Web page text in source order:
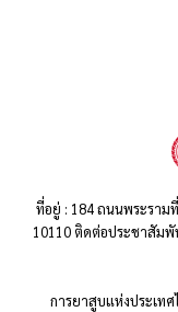
ที่อยู่ : 184 ถนนพระราม
10110 ติดต่อประชาสัมพั
การยาสูบแห่งประเท